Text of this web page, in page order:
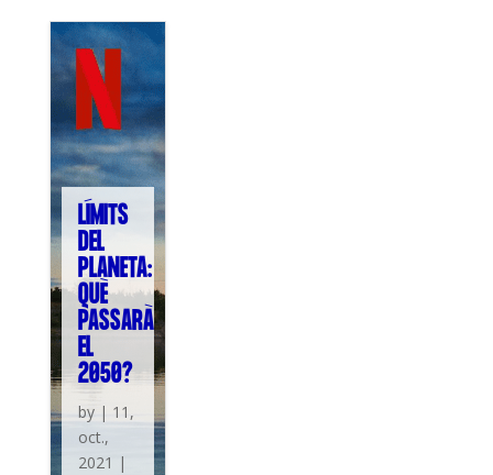
LÍMITS
DEL
PLANETA:
QUÈ
PASSARÀ
EL
2050?
by | 11,
oct.,
2021 |
Fes un donatiu
Treballa amb nosaltres